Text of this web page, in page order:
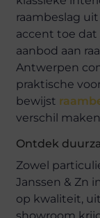
raambeslag
accent toe dat
aanbod aan
Antwerpen
praktische
bewijst
verschil
Ontdek
Zowel
Janssen & Zn
op kwaliteit,